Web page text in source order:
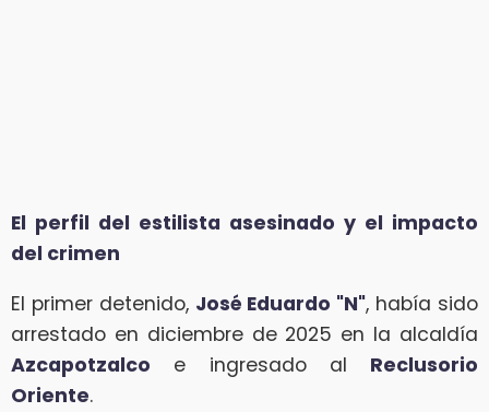
El perfil del estilista asesinado y el impacto
del crimen
El primer detenido, José Eduardo "N", había sido
arrestado en diciembre de 2025 en la alcaldía
Azcapotzalco e ingresado al Reclusorio
Oriente.